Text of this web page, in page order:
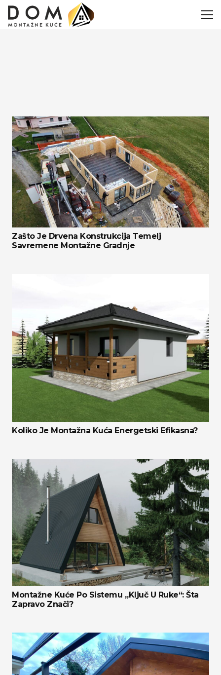
Zašto Je Drvena Konstrukcija Temelj
Savremene Montažne Gradnje
Koliko Je Montažna Kuća Energetski Efikasna?
Montažne Kuće Po Sistemu „ključ U Ruke“: Šta
Zapravo Znači?